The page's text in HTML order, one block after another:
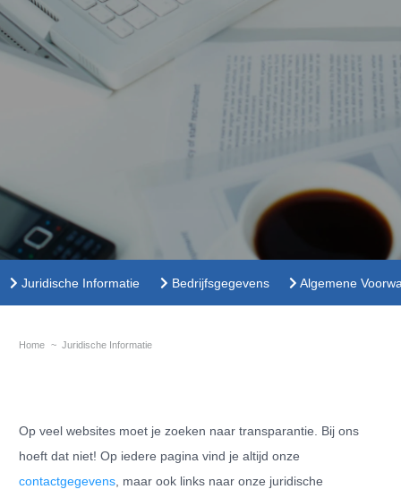
Juridische Informatie Bedrijfsgegevens Algemene
Home ~ Juridische Informatie
Op veel websites moet je zoeken naar transparantie. Bij ons
hoeft dat niet! Op iedere pagina vind je altijd onze
contactgegevens , maar ook links naar onze juridische